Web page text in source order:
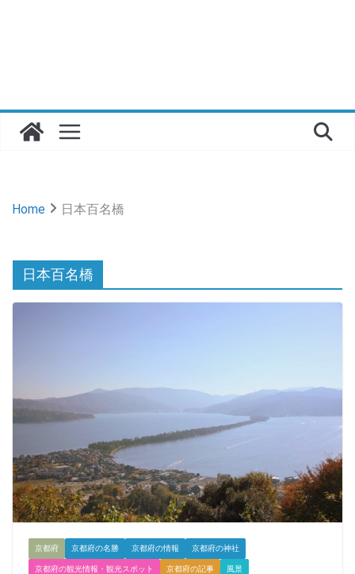
Home 日本百名橋
日本百名橋
京都府 京都府の名勝 京都府の情報 京都府の神社
京都府の観光情報・観光スポット 京都府の記事 風景